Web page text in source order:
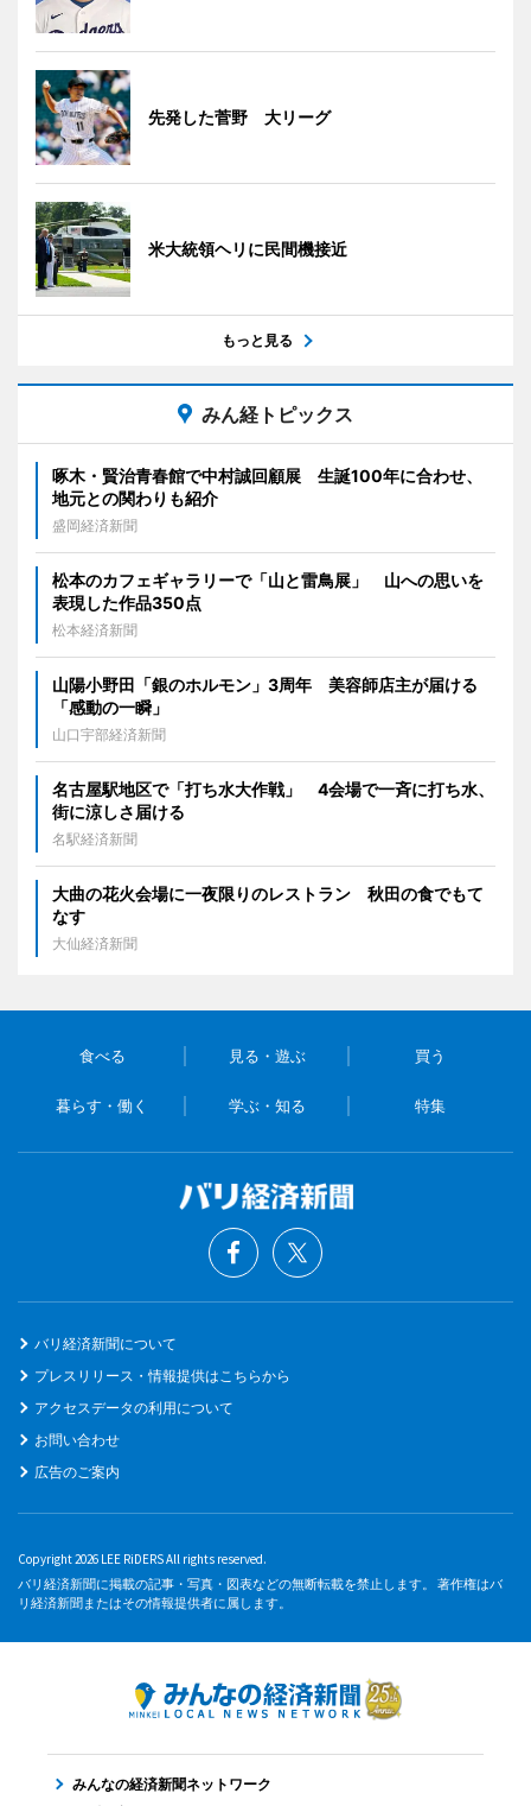
先発した菅野 大リーグ
米大統領ヘリに民間機接近
もっと見る
みん経トピックス
啄木・賢治青春館で中村誠回顧展 生誕100年に合わせ、
地元との関わりも紹介
盛岡経済新聞
松本のカフェギャラリーで「山と雷鳥展」 山への思いを
表現した作品350点
松本経済新聞
山陽小野田「銀のホルモン」3周年 美容師店主が届ける
「感動の一瞬」
山口宇部経済新聞
名古屋駅地区で「打ち水大作戦」 4会場で一斉に打ち水、
街に涼しさ届ける
名駅経済新聞
大曲の花火会場に一夜限りのレストラン 秋田の食でもて
なす
大仙経済新聞
食べる 見る・遊ぶ 買う
暮らす・働く 学ぶ・知る 特集
バリ経済新聞について
プレスリリース・情報提供はこちらから
アクセスデータの利用について
お問い合わせ
広告のご案内
Copyright 2026 LEE RiDERS All rights reserved.
バリ経済新聞に掲載の記事・写真・図表などの無断転載を禁止します。 著作権はバ
リ経済新聞またはその情報提供者に属します。
みんなの経済新聞ネットワーク